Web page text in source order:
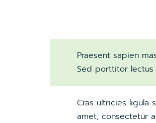
Praesent sapien
Sed porttitor lectus
Cras ultricies ligula
amet, consectetur